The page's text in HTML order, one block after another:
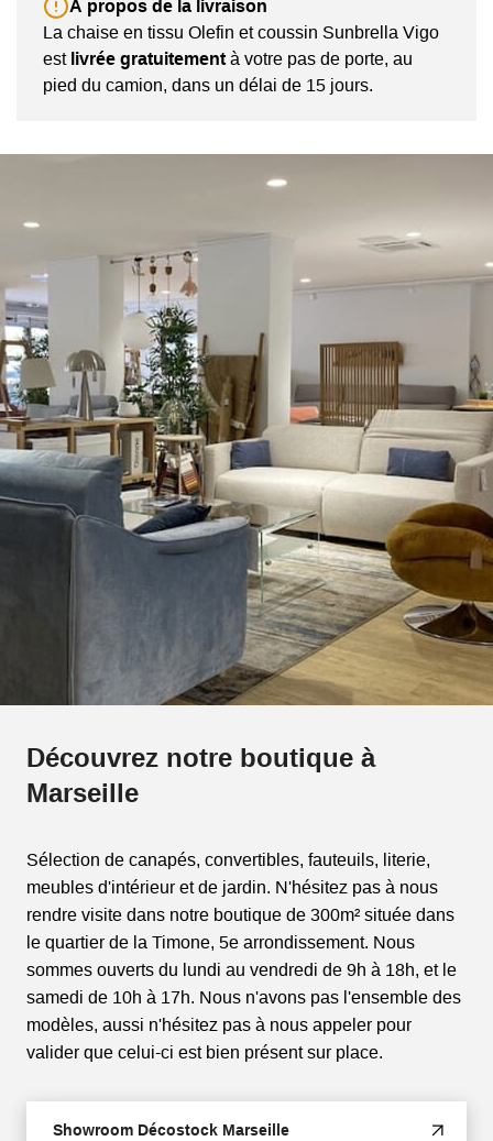
À propos de la livraison
La chaise en tissu Olefin et coussin Sunbrella Vigo
estlivrée gratuitementà votre pas de porte, au
pied du camion, dans un délai de 15 jours.
Découvrez notre boutique à
Marseille
Sélection de canapés, convertibles, fauteuils, literie,
meubles d'intérieur et de jardin. N'hésitez pas à nous
rendre visite dans notre boutique de 300m² située dans
le quartier de la Timone, 5e arrondissement. Nous
sommes ouverts du lundi au vendredi de 9h à 18h, et le
samedi de 10h à 17h. Nous n'avons pas l'ensemble des
modèles, aussi n'hésitez pas à nous appeler pour
valider que celui-ci est bien présent sur place.
Showroom Décostock Marseille